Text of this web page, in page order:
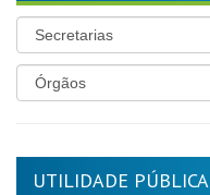
UTILIDADE PÚBLICA